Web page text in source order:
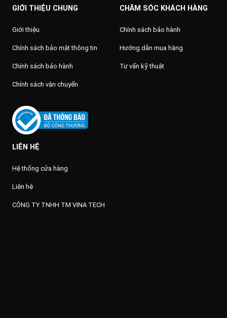
GIỚI THIỆU CHUNG
Giới thiệu
Chính sách bảo mật thông tin
Chính sách bảo hành
Chính sách vận chuyển
CHĂM SÓC KHÁCH HÀNG
Chính sách bảo hành
Hướng dẫn mua hàng
Tư vấn kỹ thuật
LIÊN HỆ
Hệ thống cửa hàng
Liên hệ
CÔNG TY TNHH TM VINA TECH